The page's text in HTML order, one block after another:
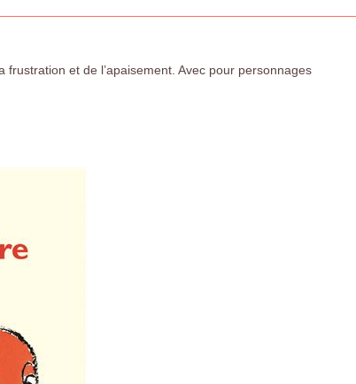
et de l’apaisement. Avec pour personnages